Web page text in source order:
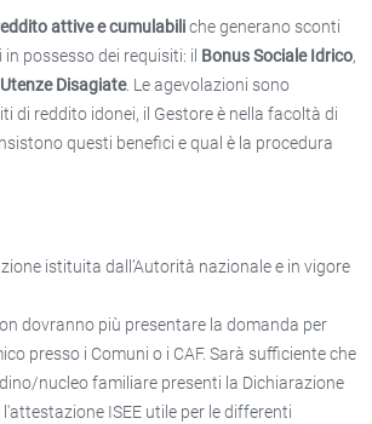
attive e cumulabiliche generano sconti
possesso dei requisiti: il Bonus Sociale Idrico,
Disagiate. Le agevolazioni sono
di reddito idonei, il Gestore è nella facoltà di
questi benefici e qual è la procedura
istituita dall’Autorità nazionale e in vigore
dovranno più presentare la domanda per
presso i Comuni o i CAF. Sarà sufficiente che
nucleo familiare presenti la Dichiarazione
ISEE utile per le differenti